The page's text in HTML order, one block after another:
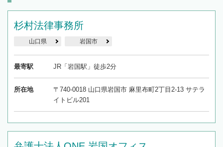
杉村法律事務所
山口県 岩国市
最寄駅 JR「岩国駅」徒歩2分
所在地
〒740-0018 山口県岩国市 麻里布町2丁目2-13 サテラ
イトビル201